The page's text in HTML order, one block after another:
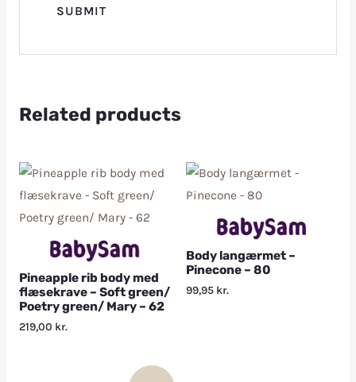
Related products
Pineapple rib body med
flæsekrave – Soft green/
Poetry green/ Mary – 62
219,00 kr.
Body langærmet –
Pinecone – 80
99,95 kr.